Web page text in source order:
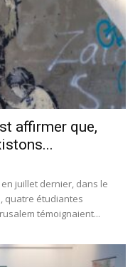
affirmer que,
juillet dernier, dans le
quatre étudiantes
témoignaient...